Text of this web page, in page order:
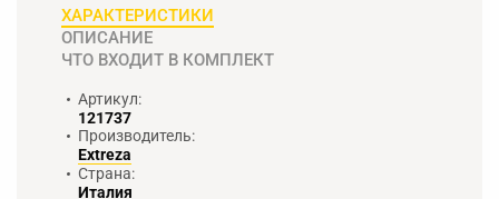
ХАРАКТЕРИСТИКИ
ОПИСАНИЕ
ЧТО ВХОДИТ В КОМПЛЕКТ
Артикул:
121737
Производитель:
Extreza
Страна:
Италия